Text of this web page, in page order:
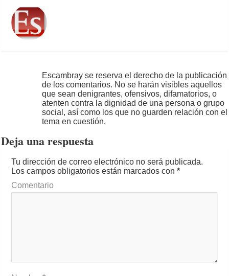
Escambray se reserva el derecho de la publicación
de los comentarios. No se harán visibles aquellos
que sean denigrantes, ofensivos, difamatorios, o
atenten contra la dignidad de una persona o grupo
social, así como los que no guarden relación con el
tema en cuestión.
Deja una respuesta
Tu dirección de correo electrónico no será publicada.
Los campos obligatorios están marcados con*
Comentario